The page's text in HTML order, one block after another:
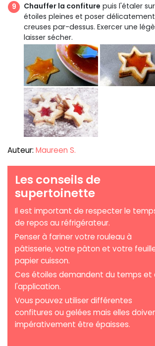
Chauffer la confiture puis l'étaler
étoiles pleines et poser
creuses par-dessus. Exercer une
laisser sécher.
Auteur: Maureen S.
Les conseils de
supertoinette
Il est important de respecter le
de repos au réfrigérateur.
Penser à fariner votre rouleau à
pâtisserie, votre pâton et votre
papier cuisson.
Ces étoiles demandent du temps et
l'application.
Vous pouvez utiliser différentes
confitures ou gelées mais elles
impérativement être épaisses.